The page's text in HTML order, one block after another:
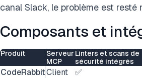
canal Slack, le problème est resté
Composants et
Produit
Serveur
MCP
Linters et scans de
sécurité intégrés
CodeRabbitClient
✅